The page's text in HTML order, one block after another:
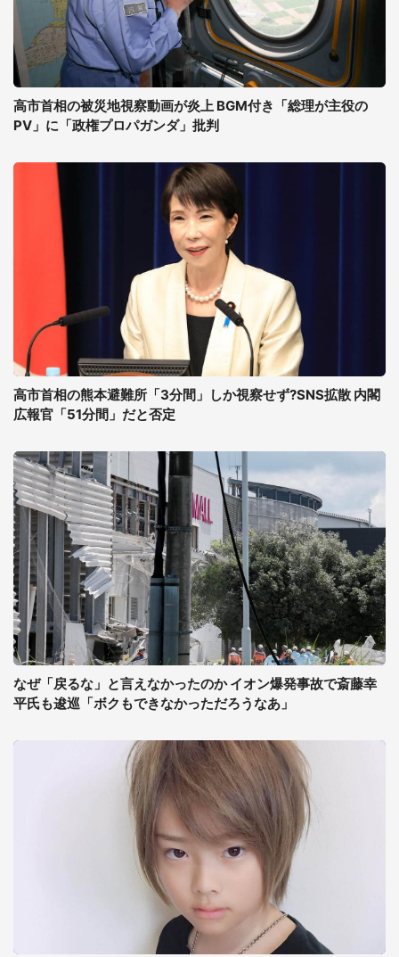
高市首相の被災地視察動画が炎上 BGM付き「総理が主役の
PV」に「政権プロパガンダ」批判
高市首相の熊本避難所「3分間」しか視察せず?SNS拡散 内閣
広報官「51分間」だと否定
なぜ「戻るな」と言えなかったのか イオン爆発事故で斎藤幸
平氏も逡巡「ボクもできなかっただろうなあ」